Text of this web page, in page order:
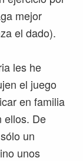
mejor
el dado).
les he
el juego
en familia
ellos. De
un
unos